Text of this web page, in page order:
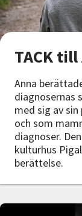
TACK
Anna
diagnosernas
med sig av
och som
diagnoser.
kulturhus
berättelse.